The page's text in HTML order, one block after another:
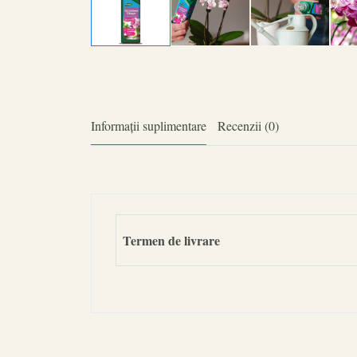
Informații suplimentare Recenzii (0)
Termen de livrare